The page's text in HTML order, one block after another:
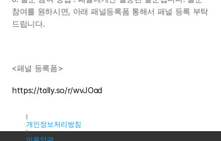
참여를 원하시면, 아래 패널등록폼 통해서 패널 등록 부탁
드립니다.
<패널 등록폼>
https://tally.so/r/wvJOad
개인정보처리방침